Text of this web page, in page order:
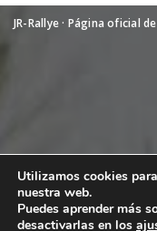
JR-Rallye · Página oficial
Utilizamos cookies
nuestra web.
Puedes aprender más
desactivarlas en los